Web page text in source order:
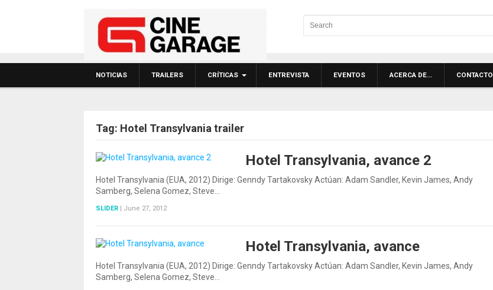
NOTICIAS TRAILERS CRÍTICAS ENTREVISTA EVENTOS ACERCA DE… CONTACTO
Tag: Hotel Transylvania trailer
Hotel Transylvania, avance 2
Hotel Transylvania (EUA, 2012) Dirige: Genndy Tartakovsky Actúan: Adam Sandler, Kevin James, Andy
Samberg, Selena Gomez, Steve…
SLIDER | June 27, 2012
Hotel Transylvania, avance
Hotel Transylvania (EUA, 2012) Dirige: Genndy Tartakovsky Actúan: Adam Sandler, Kevin James, Andy
Samberg, Selena Gomez, Steve…